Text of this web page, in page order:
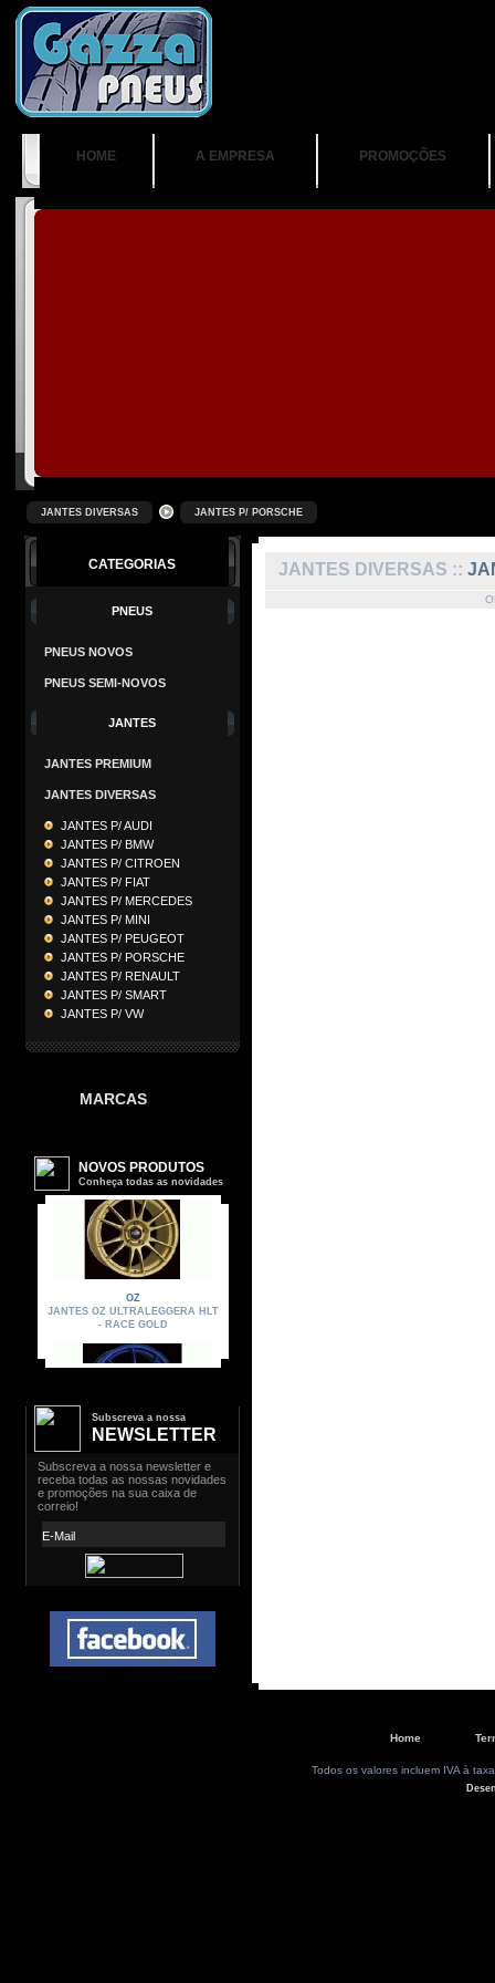
HOME A EMPRESA PROMOÇÕES
JANTES DIVERSAS JANTES P/ PORSCHE
CATEGORIAS
PNEUS
PNEUS NOVOS
PNEUS SEMI-NOVOS
JANTES
JANTES PREMIUM
JANTES DIVERSAS
JANTES P/ AUDI
JANTES P/ BMW
JANTES P/ CITROEN
JANTES P/ FIAT
JANTES P/ MERCEDES
JANTES P/ MINI
JANTES P/ PEUGEOT
JANTES P/ PORSCHE
JANTES P/ RENAULT
JANTES P/ SMART
JANTES P/ VW
MARCAS
Subscreva a nossa
NEWSLETTER
JANTES DIVERSAS ::
Home
Todos os valores incluem IVA à